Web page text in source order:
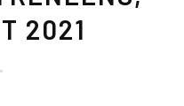
2021